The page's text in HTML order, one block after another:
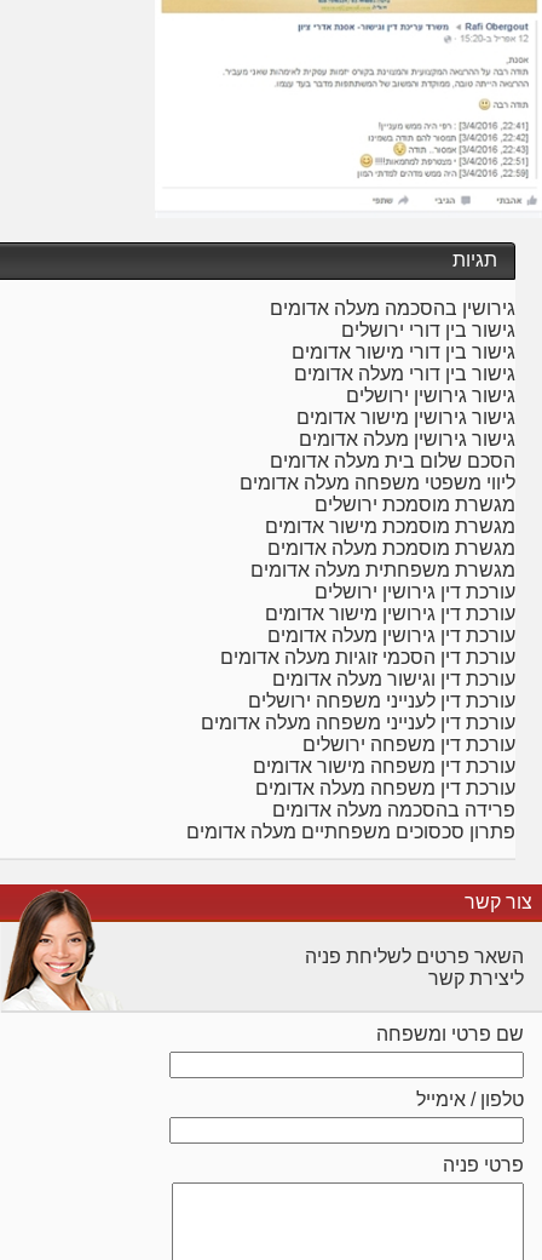
תגיות
גירושין בהסכמה מעלה אדומים
גישור בין דורי ירושלים
גישור בין דורי מישור אדומים
גישור בין דורי מעלה אדומים
גישור גירושין ירושלים
גישור גירושין מישור אדומים
גישור גירושין מעלה אדומים
הסכם שלום בית מעלה אדומים
ליווי משפטי משפחה מעלה אדומים
מגשרת מוסמכת ירושלים
מגשרת מוסמכת מישור אדומים
מגשרת מוסמכת מעלה אדומים
מגשרת משפחתית מעלה אדומים
עורכת דין גירושין ירושלים
עורכת דין גירושין מישור אדומים
עורכת דין גירושין מעלה אדומים
עורכת דין הסכמי זוגיות מעלה אדומים
עורכת דין וגישור מעלה אדומים
עורכת דין לענייני משפחה ירושלים
עורכת דין לענייני משפחה מעלה אדומים
עורכת דין משפחה ירושלים
עורכת דין משפחה מישור אדומים
עורכת דין משפחה מעלה אדומים
פרידה בהסכמה מעלה אדומים
פתרון סכסוכים משפחתיים מעלה אדומים
צור קשר
השאר פרטים לשליחת פניה
ליצירת קשר
שם פרטי ומשפחה
טלפון / אימייל
פרטי פניה